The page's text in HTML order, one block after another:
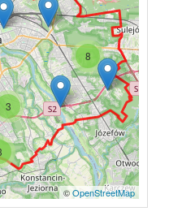
3
8
©OpenStreetMap